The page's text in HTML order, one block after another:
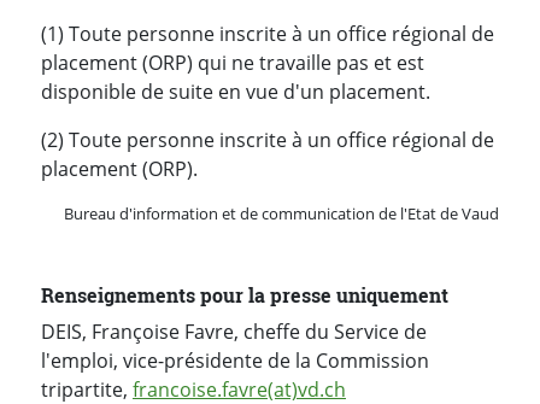
(1) Toute personne inscrite à un office régional de
placement (ORP) qui ne travaille pas et est
disponible de suite en vue d'un placement.
(2) Toute personne inscrite à un office régional de
placement (ORP).
Bureau d'information et de communication de l'Etat de Vaud
Renseignements pour la presse uniquement
DEIS, Françoise Favre, cheffe du Service de
l'emploi, vice-présidente de la Commission
tripartite, francoise.favre(at)vd.ch